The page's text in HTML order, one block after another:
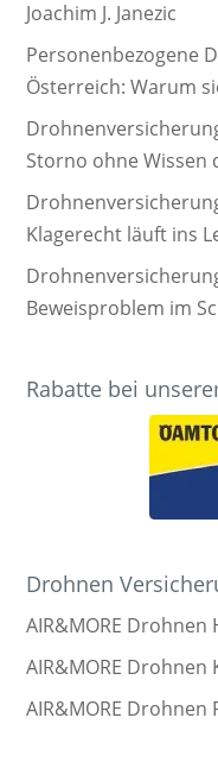
Joachim J. Janezic
Personenbezogene
Österreich: Warum
Storno ohne Wissen
Klagerecht läuft ins
Beweisproblem im
Rabatte bei
Drohnen
AIR&MORE
AIR&MORE
AIR&MORE